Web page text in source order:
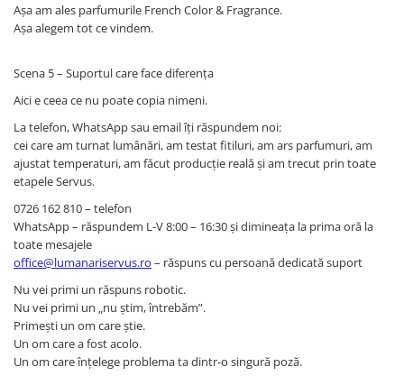
Așa am ales parfumurile French Color & Fragrance.
Așa alegem tot ce vindem.
Scena 5 – Suportul care face diferența
Aici e ceea ce nu poate copia nimeni.
La telefon, WhatsApp sau email îți răspundem noi:
cei care am turnat lumânări, am testat fitiluri, am ars parfumuri, am
ajustat temperaturi, am făcut producție reală și am trecut prin toate
etapele Servus.
0726 162 810 – telefon
WhatsApp – răspundem L-V 8:00 – 16:30 și dimineața la prima oră la
toate mesajele
office@lumanariservus.ro – răspuns cu persoană dedicată suport
Nu vei primi un răspuns robotic.
Nu vei primi un „nu știm, întrebăm”.
Primești un om care știe.
Un om care a fost acolo.
Un om care înțelege problema ta dintr-o singură poză.